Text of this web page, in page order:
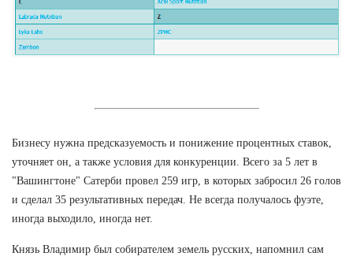
Бизнесу нужна предсказуемость и понижение процентных ставок,
уточняет он, а также условия для конкуренции. Всего за 5 лет в
"Вашингтоне" Сатерби провел 259 игр, в которых забросил 26 голов
и сделал 35 результативных передач. Не всегда получалось фуэте,
иногда выходило, иногда нет.
Князь Владимир был собирателем земель русских, напомнил сам